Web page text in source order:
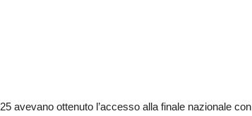
avevano ottenuto l’accesso alla finale nazionale con